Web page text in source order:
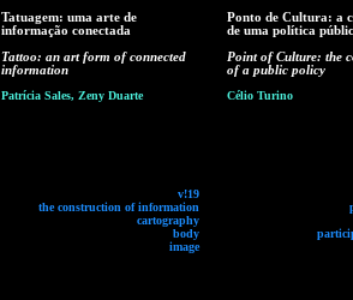
Tatuagem: uma arte de
informação conectada
Tattoo: an art form of connected
information
Patrícia Sales, Zeny Duarte
v!19
the construction of information
cartography
body
image
Ponto de Cultura: a
de uma política
Point of Culture: the
of a public policy
Célio Turino